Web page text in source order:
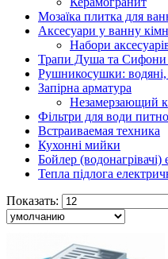
Мозаїка плитка для
Аксесуари у ванну
Набори
Трапи Душа та
Рушникосушки: водяні,
Запірна арматура
Незамерзающий
Фільтри для води
Встраиваемая техника
Кухонні мийки
Бойлер (водонагрівачі)
Тепла підлога
Показать: